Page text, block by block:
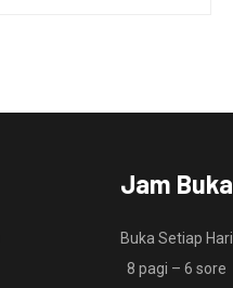
Jam Buka
Buka Setiap Hari
8 pagi – 6 sore